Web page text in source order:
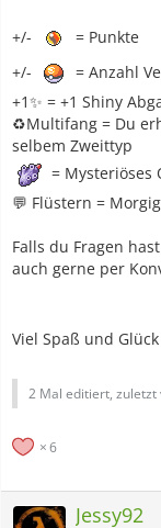
+/-
= Punkte
+/-
= Anzahl
+1✨ = +1 Shiny
♻️Multifang = Du
selbem Zweittyp
= Mysteriöses
💬 Flüstern =
Falls du Fragen
auch gerne per
Viel Spaß und Glück
2 Mal editiert, zuletzt
6
Jessy92